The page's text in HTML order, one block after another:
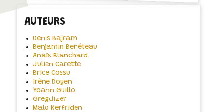
AUTEURS
Denis Bajram
Benjamin Benéteau
Anaïs Blanchard
Julien Carette
Brice Cossu
Irène Doyen
Yoann Guillo
Gregdizer
Malo Kerfriden